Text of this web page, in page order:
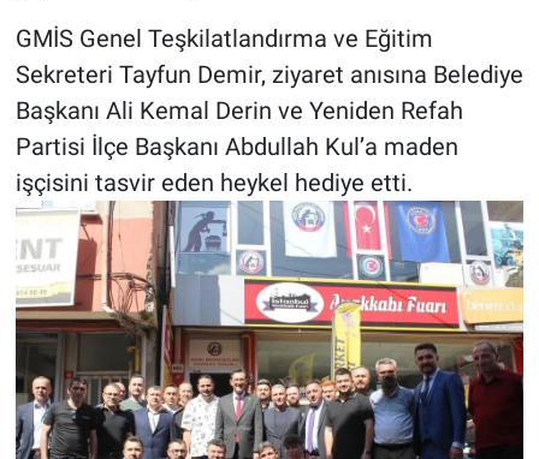
GMİS Genel Teşkilatlandırma ve Eğitim
Sekreteri Tayfun Demir, ziyaret anısına Belediye
Başkanı Ali Kemal Derin ve Yeniden Refah
Partisi İlçe Başkanı Abdullah Kul’a maden
işçisini tasvir eden heykel hediye etti.